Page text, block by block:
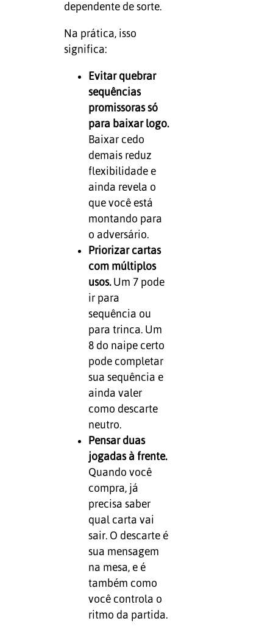
dependente de sorte.
Na prática, isso
significa:
Evitar quebrar
sequências
promissoras só
para baixar logo.
Baixar cedo
demais reduz
flexibilidade e
ainda revela o
que você está
montando para
o adversário.
Priorizar cartas
com múltiplos
usos.Um 7 pode
ir para
sequência ou
para trinca. Um
8 do naipe certo
pode completar
sua sequência e
ainda valer
como descarte
neutro.
Pensar duas
jogadas à frente.
Quando você
compra, já
precisa saber
qual carta vai
sair. O descarte é
sua mensagem
na mesa, e é
também como
você controla o
ritmo da partida.